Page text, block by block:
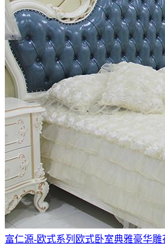
富仁源-欧式系列欧式卧室典雅豪华雕